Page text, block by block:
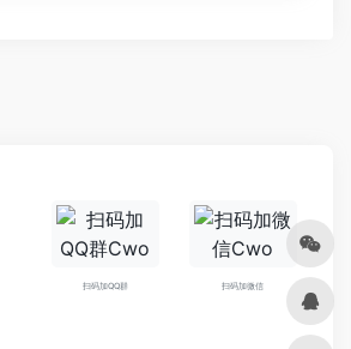
扫码加QQ群 扫码加微信